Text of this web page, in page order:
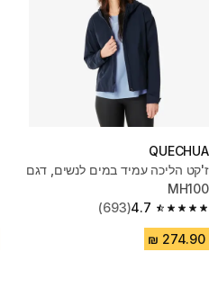
QUECHUA
ז'קט הליכה עמיד במים לנשים, דגם
MH100
4.7
4.7 out of 5 stars from 693 reviews
(693)